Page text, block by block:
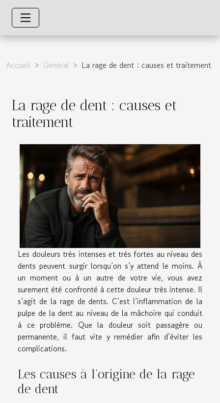
Accueil Général La rage de dent : causes et traitement
La rage de dent : causes et
traitement
Les douleurs très intenses et très fortes au niveau des
dents peuvent surgir lorsqu’on s’y attend le moins. À
un moment ou à un autre de votre vie, vous avez
surement été confronté à cette douleur très intense. Il
s’agit de la rage de dents. C’est l’inflammation de la
pulpe de la dent au niveau de la mâchoire qui conduit
à ce problème. Que la douleur soit passagère ou
permanente, il faut vite y remédier afin d’éviter les
complications.
Les causes à l’origine de la rage
de dent